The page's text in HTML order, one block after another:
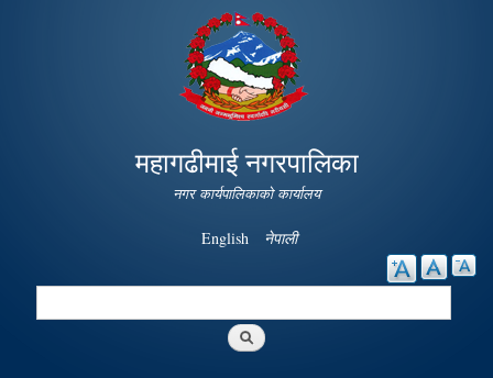
Skip to
main
content
महागढीमाई नगरपालिका
नगर कार्यपालिकाको कार्यालय
English नेपाली
Search